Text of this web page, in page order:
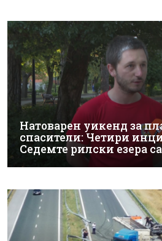
Натоварен уикенд за
спасители: Четири
Седемте рилски езера